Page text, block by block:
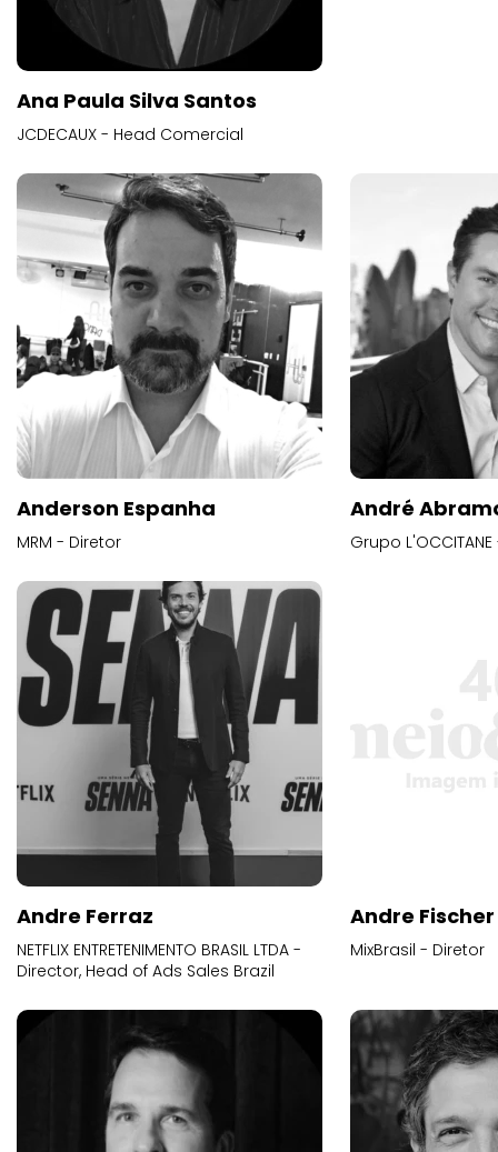
Ana Paula Silva Santos
JCDECAUX - Head Comercial
Anderson Espanha
MRM - Diretor
André
Grupo
Andre Ferraz
NETFLIX ENTRETENIMENTO BRASIL LTDA -
Director, Head of Ads Sales Brazil
Andre Fischer
MixBrasil - Diretor